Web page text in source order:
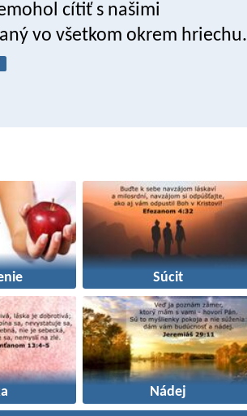
cítiť s našimi
vo všetkom okrem hriechu.
Súcit
Nádej